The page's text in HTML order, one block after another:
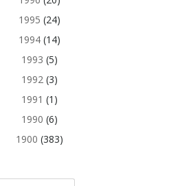
1995 (24)
1994(14)
1993 (5)
1992(3)
1991 (1)
1990 (6)
1900 (383)